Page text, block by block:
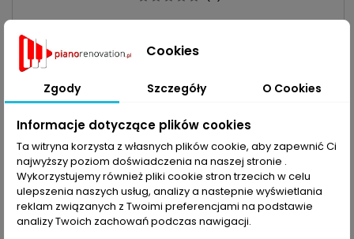
Cena
67,49 zł
Obecnie brak na stanie
Obecnie brak na stanie
Cookies
Zgody Szczegóły O Cookies
Informacje dotyczące plików cookies
Ta witryna korzysta z własnych plików cookie, aby zapewnić Ci
najwyższy poziom doświadczenia na naszej stronie .
Wykorzystujemy również pliki cookie stron trzecich w celu
ulepszenia naszych usług, analizy a nastepnie wyświetlania
reklam związanych z Twoimi preferencjami na podstawie
analizy Twoich zachowań podczas nawigacji.